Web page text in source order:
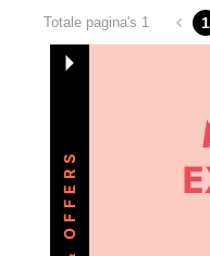
Totale pagina's 1 1